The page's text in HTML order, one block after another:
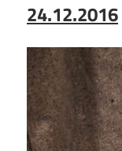
24.12.2016